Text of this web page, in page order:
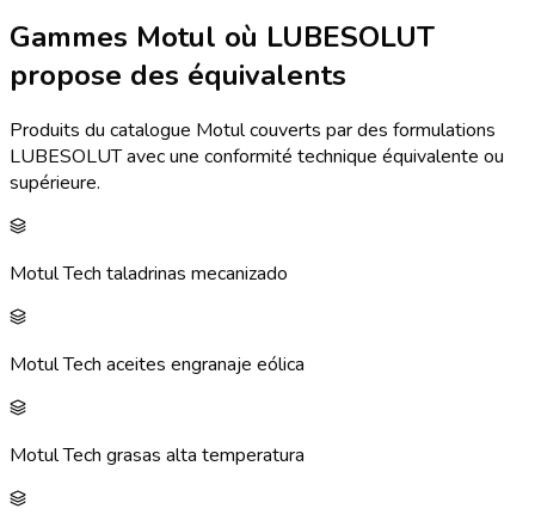
Gammes Motul où LUBESOLUT
propose des équivalents
Produits du catalogue Motul couverts par des formulations
LUBESOLUT avec une conformité technique équivalente ou
supérieure.
Motul Tech taladrinas mecanizado
Motul Tech aceites engranaje eólica
Motul Tech grasas alta temperatura